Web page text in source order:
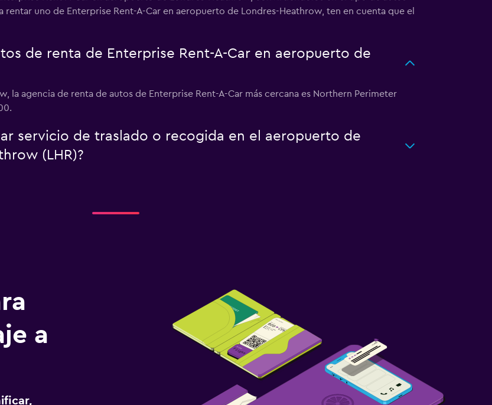
rentar uno de Enterprise Rent-A-Car en aeropuerto de Londres-Heathrow, ten en cuenta que el
de renta de Enterprise Rent-A-Car en aeropuerto de
la agencia de renta de autos de Enterprise Rent-A-Car más cercana es Northern Perimeter
servicio de traslado o recogida en el aeropuerto de
(LHR)?
a